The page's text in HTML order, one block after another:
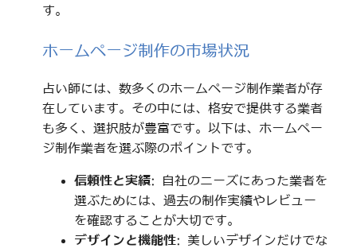
す。
ホームページ制作の市場状況
占い師には、数多くのホームページ制作業者が存
在しています。その中には、格安で提供する業者
も多く、選択肢が豊富です。以下は、ホームペー
ジ制作業者を選ぶ際のポイントです。
信頼性と実績: 自社のニーズにあった業者を
選ぶためには、過去の制作実績やレビュー
を確認することが大切です。
デザインと機能性: 美しいデザインだけでな